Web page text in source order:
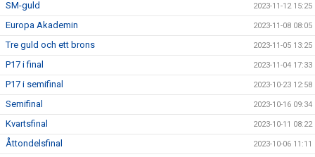
SM-guld 2023-11-12 15:25
Europa Akademin 2023-11-08 08:05
Tre guld och ett brons 2023-11-05 13:25
P17 i final 2023-11-04 17:33
P17 i semifinal 2023-10-23 12:58
Semifinal 2023-10-16 09:34
Kvartsfinal 2023-10-11 08:22
Åttondelsfinal 2023-10-06 11:11